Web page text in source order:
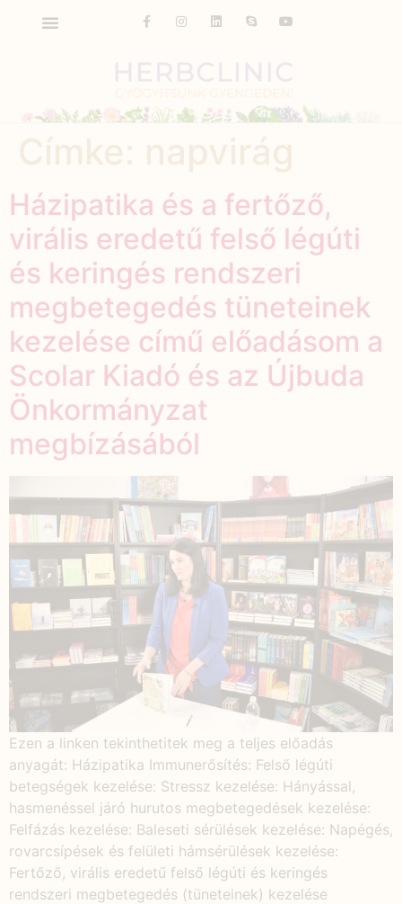
Házipatika és a fertőző,
virális eredetű felső légúti
és keringés rendszeri
megbetegedés tüneteinek
kezelése című előadásom a
Scolar Kiadó és az Újbuda
Önkormányzat
megbízásából
Ezen a linken tekinthetitek meg a teljes előadás
anyagát: Házipatika Immunerősítés: Felső légúti
betegségek kezelése: Stressz kezelése: Hányással,
hasmenéssel járó hurutos megbetegedések kezelése:
Felfázás kezelése: Baleseti sérülések kezelése: Napégés,
rovarcsípések és felületi hámsérülések kezelése:
Fertőző, virális eredetű felső légúti és keringés
rendszeri megbetegedés (tüneteinek) kezelése